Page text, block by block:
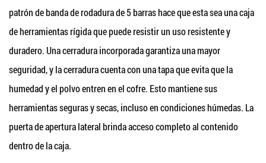
patrón de banda de rodadura de 5 barras hace que esta sea una caja
de herramientas rígida que puede resistir un uso resistente y
duradero. Una cerradura incorporada garantiza una mayor
seguridad, y la cerradura cuenta con una tapa que evita que la
humedad y el polvo entren en el cofre. Esto mantiene sus
herramientas seguras y secas, incluso en condiciones húmedas. La
puerta de apertura lateral brinda acceso completo al contenido
dentro de la caja.